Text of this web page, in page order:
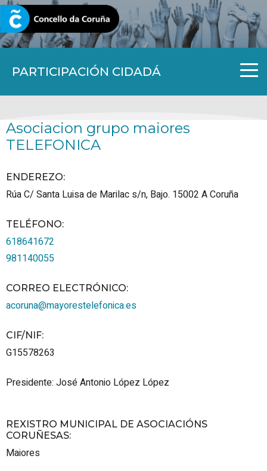
PARTICIPACIÓN CIDADÁ
CORUNA.GAL
Asociacion grupo maiores
TELEFONICA
ENDEREZO:
Rúa C/ Santa Luisa de Marilac s/n, Bajo. 15002 A Coruña
TELÉFONO:
618641672
981140055
CORREO ELECTRÓNICO:
acoruna@mayorestelefonica.es
CIF/NIF:
G15578263
Presidente: José Antonio López López
REXISTRO MUNICIPAL DE ASOCIACIÓNS
CORUÑESAS:
Maiores